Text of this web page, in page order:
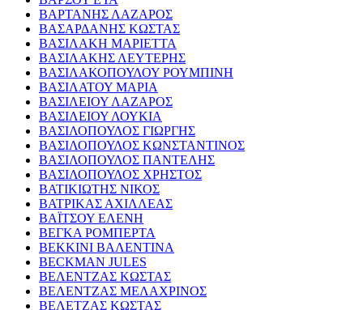
ΒΑΡΤΑΝΗΣ ΛΑΖΑΡΟΣ
ΒΑΣΑΡΔΑΝΗΣ ΚΩΣΤΑΣ
ΒΑΣΙΛΑΚΗ ΜΑΡΙΕΤΤΑ
ΒΑΣΙΛΑΚΗΣ ΛΕΥΤΕΡΗΣ
ΒΑΣΙΛΑΚΟΠΟΥΛΟΥ ΡΟΥΜΠΙΝΗ
ΒΑΣΙΛΑΤΟΥ ΜΑΡΙΑ
ΒΑΣΙΛΕΙΟΥ ΛΑΖΑΡΟΣ
ΒΑΣΙΛΕΙΟΥ ΛΟΥΚΙΑ
ΒΑΣΙΛΟΠΟΥΛΟΣ ΓΙΩΡΓΗΣ
ΒΑΣΙΛΟΠΟΥΛΟΣ ΚΩΝΣΤΑΝΤΙΝΟΣ
ΒΑΣΙΛΟΠΟΥΛΟΣ ΠΑΝΤΕΛΗΣ
ΒΑΣΙΛΟΠΟΥΛΟΣ ΧΡΗΣΤΟΣ
ΒΑΤΙΚΙΩΤΗΣ ΝΙΚΟΣ
ΒΑΤΡΙΚΑΣ ΑΧΙΛΛΕΑΣ
ΒΑΪΤΣΟΥ ΕΛΕΝΗ
ΒΕΓΚΑ ΡΟΜΠΕΡΤΑ
ΒΕΚΚΙΝΙ ΒΑΛΕΝΤΙΝΑ
BECKMAN JULES
ΒΕΛΕΝΤΖΑΣ ΚΩΣΤΑΣ
ΒΕΛΕΝΤΖΑΣ ΜΕΛΑΧΡΙΝΟΣ
ΒΕΛΕΤΖΑΣ ΚΩΣΤΑΣ